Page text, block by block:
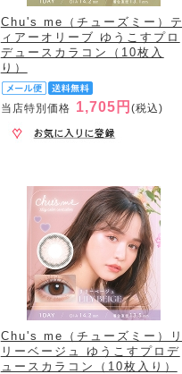
Chu's me（チューズミー）テ
ィアーオリーブ ゆうこすプロ
デュースカラコン（10枚入
り）
当店特別価格 1,705円 (税込)
Chu's me（チューズミー）リ
リーベージュ ゆうこすプロデ
ュースカラコン（10枚入り）